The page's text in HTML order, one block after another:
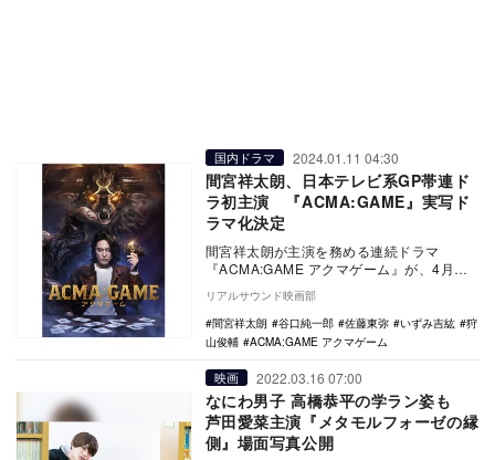
国内ドラマ 2024.01.11 04:30
間宮祥太朗、日本テレビ系GP帯連ド
ラ初主演 『ACMA:GAME』実写ド
ラマ化決定
間宮祥太朗が主演を務める連続ドラマ
『ACMA:GAME アクマゲーム』が、4月期
の日本テレビ系日曜ドラマ枠で放送される
ことが決定…
リアルサウンド映画部
間宮祥太朗
谷口純一郎 佐藤東弥 いずみ吉紘
狩
山俊輔
ACMA:GAME アクマゲーム
映画 2022.03.16 07:00
なにわ男子 高橋恭平の学ラン姿も
芦田愛菜主演『メタモルフォーゼの縁
側』場面写真公開